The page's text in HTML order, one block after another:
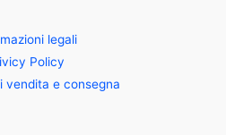
legali
Policy
vendita e consegna